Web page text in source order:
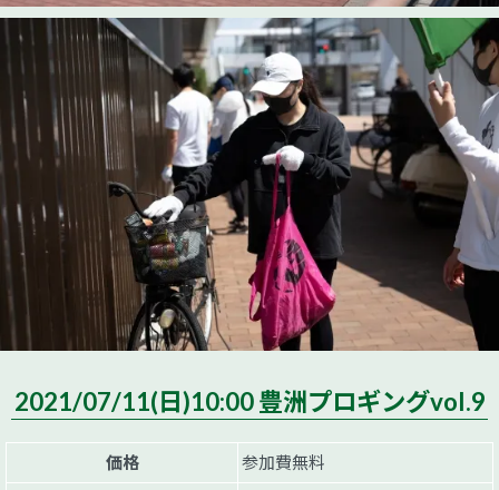
2021/07/11(日)10:00 豊洲プロギングvol.9
価格
参加費無料